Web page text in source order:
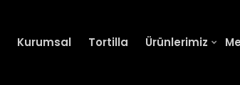
Kurumsal Tortilla Ürünlerimiz